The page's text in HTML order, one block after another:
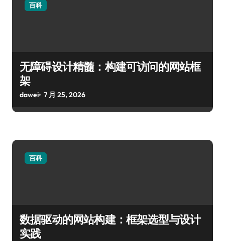
百科
无障碍设计精髓：构建可访问的网站框
架
dawei 7 月 25, 2026
百科
数据驱动的网站构建：框架选型与设计
实践